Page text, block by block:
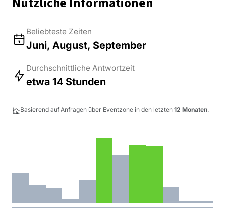
Beliebteste Zeiten
Juni, August, September
Durchschnittliche Antwortzeit
etwa 14 Stunden
Basierend auf Anfragen über Eventzone in den letzten 12 Monaten.